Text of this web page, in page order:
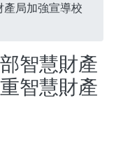
局加強宣導校
智慧財產
智慧財產